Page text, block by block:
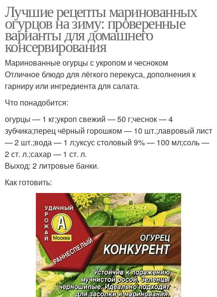
Лучшие рецепты маринованных
огурцов на зиму: проверенные
варианты для домашнего
консервирования
Маринованные огурцы с укропом и чесноком
Отличное блюдо для лёгкого перекуса, дополнения к
гарниру или ингредиента для салата.
Что понадобится:
огурцы — 1 кг;укроп свежий — 50 г;чеснок — 4
зубчика;перец чёрный горошком — 10 шт.;лавровый лист
— 2 шт.;вода — 1 л;уксус столовый 9% — 100 мл;соль —
2 ст. л.;сахар — 1 ст. л.
Выход: 2 литровые банки.
Как готовить: